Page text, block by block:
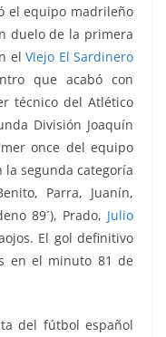
el equipo madrileño
duelo de la primera
el Viejo El Sardinero
que acabó con
técnico del Atlético
División Joaquín
once del equipo
segunda categoría
Parra, Juanín,
89´), Prado, Julio
El gol definitivo
en el minuto 81 de
del fútbol español